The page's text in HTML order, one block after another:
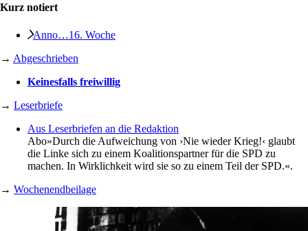
Kurz notiert
Anno…16. Woche
→ Abgeschrieben
Keinesfalls freiwillig
→ Leserbriefe
Aus Leserbriefen an die Redaktion
Abo»Durch die Aufweichung von ›Nie wieder Krieg!‹ glaubt
die Linke sich zu einem Koalitionspartner für die SPD zu
machen. In Wirklichkeit wird sie so zu einem Teil der SPD.«.
→ Wochenendbeilage